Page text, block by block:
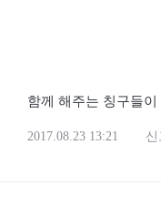
함께 해주는 칭구들
2017.08.23 13:21 신